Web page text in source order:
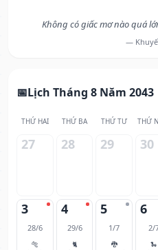
Không có giấc mơ nào quá
—
Lịch Tháng 8 Năm 2043
THỨ HAI THỨ BA THỨ TƯ THỨ
27 28 29 30
3
28/6
🐅
4
29/6
🐈
5
1/7
🐉
6
2/
🐍